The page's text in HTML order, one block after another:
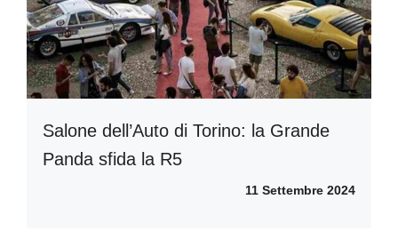
Salone dell’Auto di Torino: la Grande
Panda sfida la R5
11 Settembre 2024